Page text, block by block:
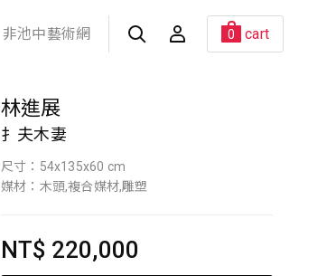
非池中藝術網 0 cart
林進展
扌夫木妻
尺寸：54x135x60 cm
媒材：木頭,複合媒材,雕塑
NT$ 220,000